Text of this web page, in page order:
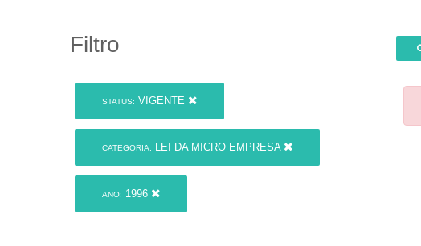
Filtro
STATUS: VIGENTE
CATEGORIA: LEI DA MICRO EMPRESA
ANO: 1996